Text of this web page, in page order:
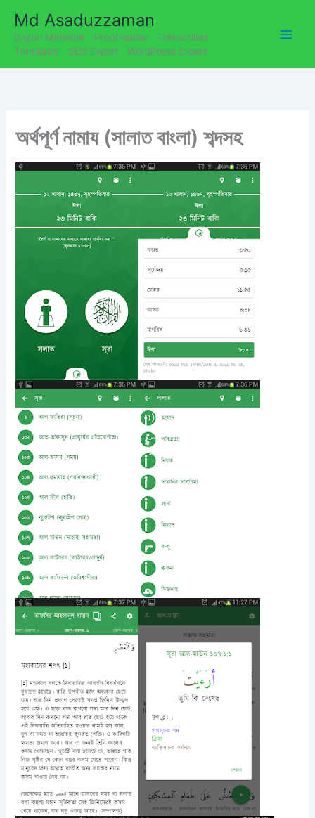
content
Md Asaduzzaman
Digital Marketer . Proofreader . Transcriber .
Translator . SEO Expert . WordPress Expert
অর্থপূর্ণ নামায (সালাত বাংলা) শব্দসহ
a
t
e
s